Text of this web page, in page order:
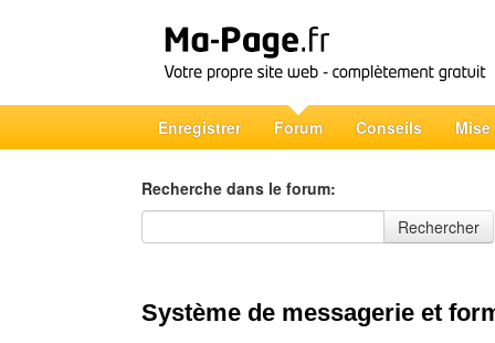
Enregistrer Forum Conseils Mise
Recherche dans le forum:
Recherche dans le forum
Rechercher
Système de messagerie et